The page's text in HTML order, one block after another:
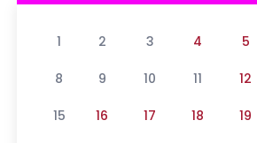
1 2 3 4 5
8 9 10 11 12
15 16 17 18 19